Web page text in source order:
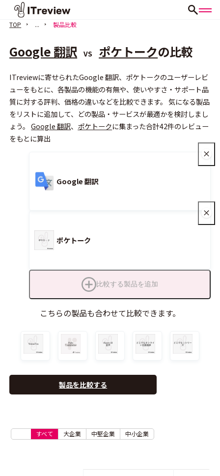
TOP ... 製品比較
Google 翻訳 VS ポケトークの比較
ITreviewに寄せられたGoogle 翻訳、ポケトークのユーザーレビ
ューをもとに、各製品の機能の有無や、使いやすさ・サポート品
質に対する評判、価格の違いなどを比較できます。 気になる製品
をリストに追加して、どの製品・サービスが最適かを検討しまし
ょう。Google 翻訳、 ポケトークに集まった合計42件のレビュー
をもとに算出
Google 翻訳
ポケトーク
比較する製品を追加
こちらの製品も合わせて比較できます。
製品を比較する
すべて 大企業 中堅企業 中小企業
会員登録（無料）